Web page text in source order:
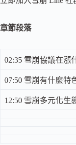
章節段落
02:35 雪崩協議在漲
07:50 雪崩有什麼特
12:50 雪崩多元化生